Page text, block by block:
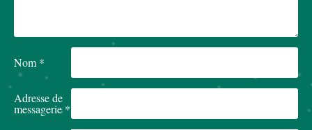
Nom *
Adresse de
messagerie*